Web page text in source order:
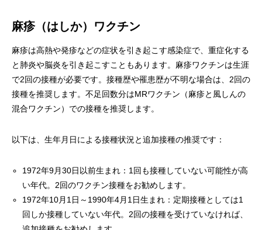
麻疹（はしか）ワクチン
麻疹は高熱や発疹などの症状を引き起こす感染症で、重症化する
と肺炎や脳炎を引き起こすこともあります。麻疹ワクチンは生涯
で2回の接種が必要です。接種歴や罹患歴が不明な場合は、2回の
接種を推奨します。不足回数分はMRワクチン（麻疹と風しんの
混合ワクチン）での接種を推奨します。
以下は、生年月日による接種状況と追加接種の推奨です：
1972年9月30日以前生まれ：1回も接種していない可能性が高
い年代。2回のワクチン接種をお勧めします。
1972年10月1日～1990年4月1日生まれ：定期接種としては1
回しか接種していない年代。2回の接種を受けていなければ、